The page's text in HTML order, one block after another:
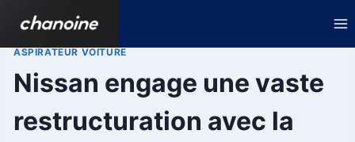
contenu
ASPIRATEUR VOITURE
Nissan engage une vaste
restructuration avec la